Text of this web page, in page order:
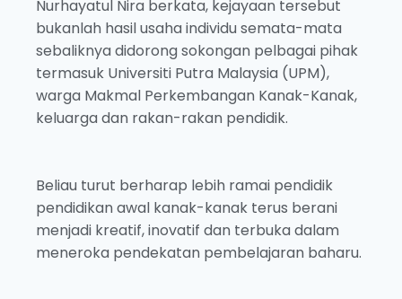
Nurhayatul Nira berkata, kejayaan tersebut
bukanlah hasil usaha individu semata-mata
sebaliknya didorong sokongan pelbagai pihak
termasuk Universiti Putra Malaysia (UPM),
warga Makmal Perkembangan Kanak-Kanak,
keluarga dan rakan-rakan pendidik.
Beliau turut berharap lebih ramai pendidik
pendidikan awal kanak-kanak terus berani
menjadi kreatif, inovatif dan terbuka dalam
meneroka pendekatan pembelajaran baharu.